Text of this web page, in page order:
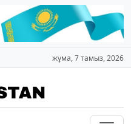
жұма, 7 тамыз, 2026